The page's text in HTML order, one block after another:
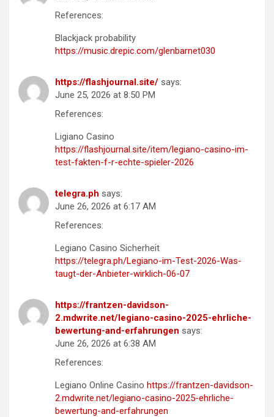
References:
Blackjack probability
https://music.drepic.com/glenbarnet030
https://flashjournal.site/ says:
June 25, 2026 at 8:50 PM
References:
Ligiano Casino
https://flashjournal.site/item/legiano-casino-im-
test-fakten-f-r-echte-spieler-2026
telegra.ph says:
June 26, 2026 at 6:17 AM
References:
Legiano Casino Sicherheit
https://telegra.ph/Legiano-im-Test-2026-Was-
taugt-der-Anbieter-wirklich-06-07
https://frantzen-davidson-
2.mdwrite.net/legiano-casino-2025-ehrliche-
bewertung-and-erfahrungen says:
June 26, 2026 at 6:38 AM
References:
Legiano Online Casino https://frantzen-davidson-
2.mdwrite.net/legiano-casino-2025-ehrliche-
bewertung-and-erfahrungen